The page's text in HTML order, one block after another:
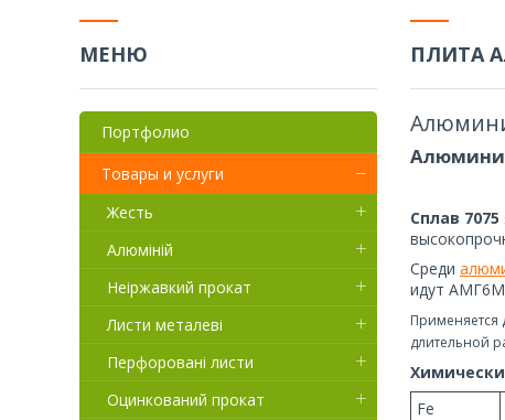
ПЛИТА
Сплав 7075
Среди
идут
Применяется
длительной
Fe
Портфолио
Товары и услуги
Жесть
Алюміній
Неіржавкий прокат
Листи металеві
Перфоровані листи
Оцинкований прокат